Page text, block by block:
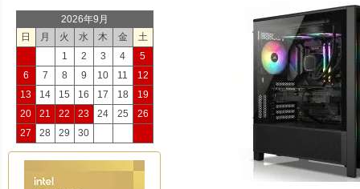
2026年9月
日
月 火 水 木 金
土
1
2 3 4
5
6
7 8 9 10 11
12
13
14 15 16 17 18
19
20
21 22 23 24 25
26
27
28 29 30